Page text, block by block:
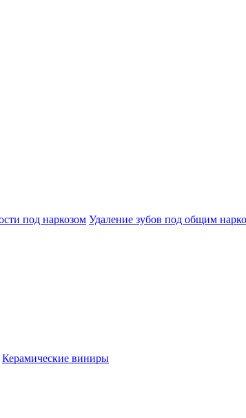
под наркозом Удаление зубов под общим
Керамические виниры